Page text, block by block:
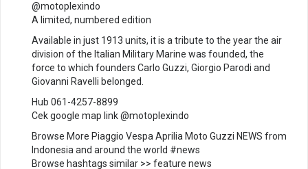
@motoplexindo
A limited, numbered edition
Available in just 1913 units, it is a tribute to the year the air
division of the Italian Military Marine was founded, the
force to which founders Carlo Guzzi, Giorgio Parodi and
Giovanni Ravelli belonged.
Hub 061-4257-8899
Cek google map link @motoplexindo
Browse More Piaggio Vespa Aprilia Moto Guzzi NEWS from
Indonesia and around the world #news
Browse hashtags similar >> feature news